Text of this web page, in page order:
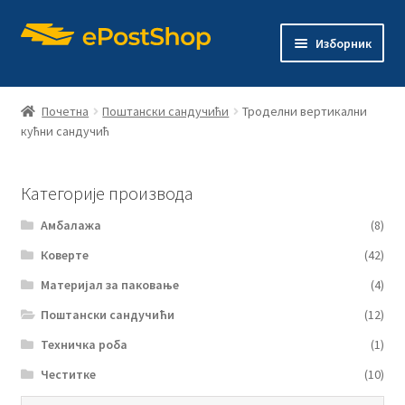
Прескочи
Скочи
Изборник
Почетна
Продавница
Контакт
Почетна Поштански сандучићи
Троделни вертикални
кућни сандучић
Категорије производа
Амбалажа
(8)
Коверте
(42)
Материјал за паковање
(4)
Поштански сандучићи
(12)
Техничка роба
(1)
Честитке
(10)